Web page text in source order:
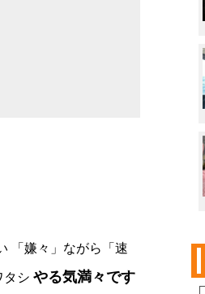
「嫌々」ながら「速
シ やる気満々です